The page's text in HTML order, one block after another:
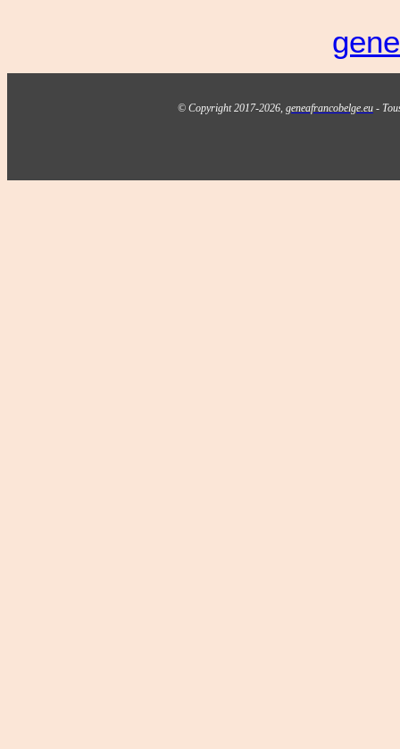
© Copyright 2017-2026, geneafrancobelge.eu -